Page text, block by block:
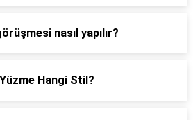
nasıl yapılır?
Hangi Stil?